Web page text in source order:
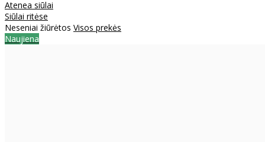
Atenea siūlai
Siūlai ritėse
Neseniai žiūrėtos Visos prekės
Naujiena